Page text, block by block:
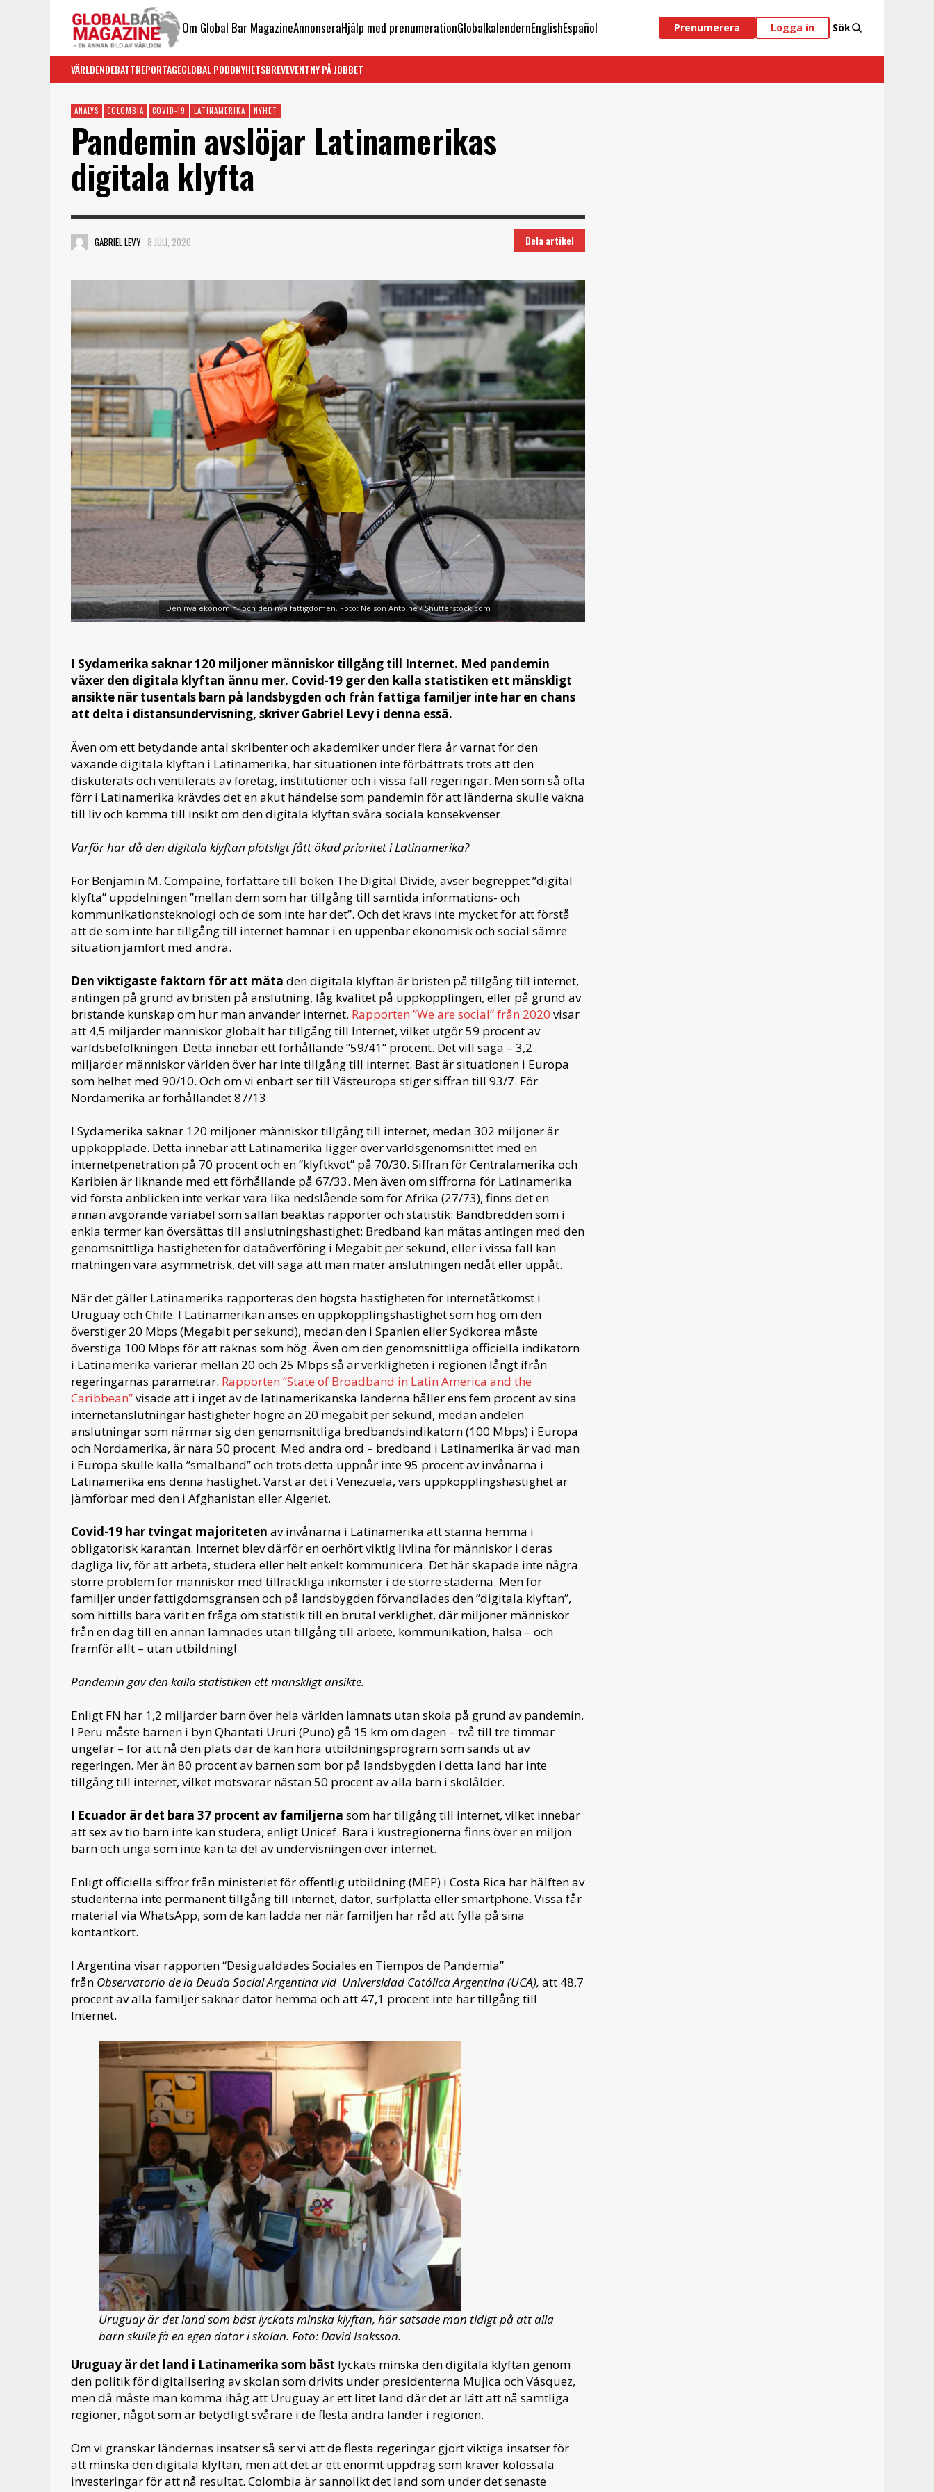
Om Global Bar MagazineAnnonseraHjälp med prenumerationGlobalkalendernEnglishEspañol Prenumerera Logga in Sök
VÄRLDENDEBATTREPORTAGEGLOBAL PODDNYHETSBREVEVENTNY PÅ JOBBET
ANALYS COLOMBIA COVID-19 LATINAMERIKA NYHET
Pandemin avslöjar Latinamerikas
digitala klyfta
GABRIEL LEVY 8 JULI, 2020 Dela artikel
Den nya ekonomin- och den nya fattigdomen. Foto: Nelson Antoine / Shutterstock.com
I Sydamerika saknar 120 miljoner människor tillgång till Internet. Med pandemin
växer den digitala klyftan ännu mer. Covid-19 ger den kalla statistiken ett mänskligt
ansikte när tusentals barn på landsbygden och från fattiga familjer inte har en chans
att delta i distansundervisning, skriver Gabriel Levy i denna essä.
Även om ett betydande antal skribenter och akademiker under flera år varnat för den
växande digitala klyftan i Latinamerika, har situationen inte förbättrats trots att den
diskuterats och ventilerats av företag, institutioner och i vissa fall regeringar. Men som så ofta
förr i Latinamerika krävdes det en akut händelse som pandemin för att länderna skulle vakna
till liv och komma till insikt om den digitala klyftan svåra sociala konsekvenser.
Varför har då den digitala klyftan plötsligt fått ökad prioritet i Latinamerika?
För Benjamin M. Compaine, författare till boken The Digital Divide, avser begreppet ”digital
klyfta” uppdelningen ”mellan dem som har tillgång till samtida informations- och
kommunikationsteknologi och de som inte har det”. Och det krävs inte mycket för att förstå
att de som inte har tillgång till internet hamnar i en uppenbar ekonomisk och social sämre
situation jämfört med andra.
Den viktigaste faktorn för att mäta den digitala klyftan är bristen på tillgång till internet,
antingen på grund av bristen på anslutning, låg kvalitet på uppkopplingen, eller på grund av
bristande kunskap om hur man använder internet. Rapporten ”We are social” från 2020 visar
att 4,5 miljarder människor globalt har tillgång till Internet, vilket utgör 59 procent av
världsbefolkningen. Detta innebär ett förhållande ”59/41” procent. Det vill säga – 3,2
miljarder människor världen över har inte tillgång till internet. Bäst är situationen i Europa
som helhet med 90/10. Och om vi enbart ser till Västeuropa stiger siffran till 93/7. För
Nordamerika är förhållandet 87/13.
I Sydamerika saknar 120 miljoner människor tillgång till internet, medan 302 miljoner är
uppkopplade. Detta innebär att Latinamerika ligger över världsgenomsnittet med en
internetpenetration på 70 procent och en ”klyftkvot” på 70/30. Siffran för Centralamerika och
Karibien är liknande med ett förhållande på 67/33. Men även om siffrorna för Latinamerika
vid första anblicken inte verkar vara lika nedslående som för Afrika (27/73), finns det en
annan avgörande variabel som sällan beaktas rapporter och statistik: Bandbredden som i
enkla termer kan översättas till anslutningshastighet: Bredband kan mätas antingen med den
genomsnittliga hastigheten för dataöverföring i Megabit per sekund, eller i vissa fall kan
mätningen vara asymmetrisk, det vill säga att man mäter anslutningen nedåt eller uppåt.
När det gäller Latinamerika rapporteras den högsta hastigheten för internetåtkomst i
Uruguay och Chile. I Latinamerikan anses en uppkopplingshastighet som hög om den
överstiger 20 Mbps (Megabit per sekund), medan den i Spanien eller Sydkorea måste
överstiga 100 Mbps för att räknas som hög. Även om den genomsnittliga officiella indikatorn
i Latinamerika varierar mellan 20 och 25 Mbps så är verkligheten i regionen långt ifrån
regeringarnas parametrar. Rapporten ”State of Broadband in Latin America and the
Caribbean”visade att i inget av de latinamerikanska länderna håller ens fem procent av sina
internetanslutningar hastigheter högre än 20 megabit per sekund, medan andelen
anslutningar som närmar sig den genomsnittliga bredbandsindikatorn (100 Mbps) i Europa
och Nordamerika, är nära 50 procent. Med andra ord – bredband i Latinamerika är vad man
i Europa skulle kalla ”smalband” och trots detta uppnår inte 95 procent av invånarna i
Latinamerika ens denna hastighet. Värst är det i Venezuela, vars uppkopplingshastighet är
jämförbar med den i Afghanistan eller Algeriet.
Covid-19 har tvingat majoriteten av invånarna i Latinamerika att stanna hemma i
obligatorisk karantän. Internet blev därför en oerhört viktig livlina för människor i deras
dagliga liv, för att arbeta, studera eller helt enkelt kommunicera. Det här skapade inte några
större problem för människor med tillräckliga inkomster i de större städerna. Men för
familjer under fattigdomsgränsen och på landsbygden förvandlades den ”digitala klyftan”,
som hittills bara varit en fråga om statistik till en brutal verklighet, där miljoner människor
från en dag till en annan lämnades utan tillgång till arbete, kommunikation, hälsa – och
framför allt – utan utbildning!
Pandemin gav den kalla statistiken ett mänskligt ansikte.
Enligt FN har 1,2 miljarder barn över hela världen lämnats utan skola på grund av pandemin.
I Peru måste barnen i byn Qhantati Ururi (Puno) gå 15 km om dagen – två till tre timmar
ungefär – för att nå den plats där de kan höra utbildningsprogram som sänds ut av
regeringen. Mer än 80 procent av barnen som bor på landsbygden i detta land har inte
tillgång till internet, vilket motsvarar nästan 50 procent av alla barn i skolålder.
I Ecuador är det bara 37 procent av familjerna som har tillgång till internet, vilket innebär
att sex av tio barn inte kan studera, enligt Unicef. Bara i kustregionerna finns över en miljon
barn och unga som inte kan ta del av undervisningen över internet.
Enligt officiella siffror från ministeriet för offentlig utbildning (MEP) i Costa Rica har hälften av
studenterna inte permanent tillgång till internet, dator, surfplatta eller smartphone. Vissa får
material via WhatsApp, som de kan ladda ner när familjen har råd att fylla på sina
kontantkort.
I Argentina visar rapporten “Desigualdades Sociales en Tiempos de Pandemia”
från Observatorio de la Deuda Social Argentina vid Universidad Católica Argentina (UCA), att 48,7
procent av alla familjer saknar dator hemma och att 47,1 procent inte har tillgång till
Internet.
Uruguay är det land som bäst lyckats minska klyftan, här satsade man tidigt på att alla
barn skulle få en egen dator i skolan. Foto: David Isaksson.
Uruguay är det land i Latinamerika som bäst lyckats minska den digitala klyftan genom
den politik för digitalisering av skolan som drivits under presidenterna Mujica och Vásquez,
men då måste man komma ihåg att Uruguay är ett litet land där det är lätt att nå samtliga
regioner, något som är betydligt svårare i de flesta andra länder i regionen.
Om vi granskar ländernas insatser så ser vi att de flesta regeringar gjort viktiga insatser för
att minska den digitala klyftan, men att det är ett enormt uppdrag som kräver kolossala
investeringar för att nå resultat. Colombia är sannolikt det land som under det senaste